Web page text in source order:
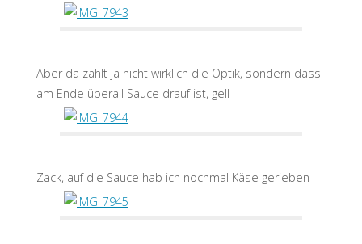
Aber da zählt ja nicht wirklich die Optik, sondern dass
am Ende überall Sauce drauf ist, gell
Zack, auf die Sauce hab ich nochmal Käse gerieben